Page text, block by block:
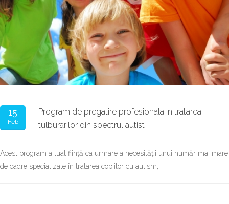
15
Feb
Program de pregatire profesionala in tratarea
tulburarilor din spectrul autist
Acest program a luat ființă ca urmare a necesității unui număr mai mare
de cadre specializate în tratarea copiilor cu autism,